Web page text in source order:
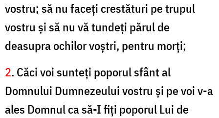
vostru; să nu faceţi crestături pe trupul
vostru şi să nu vă tundeţi părul de
deasupra ochilor voştri, pentru morţi;
2. Căci voi sunteţi poporul sfânt al
Domnului Dumnezeului vostru şi pe voi v-a
ales Domnul ca să-I fiţi poporul Lui de